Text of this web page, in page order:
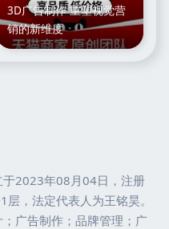
3D广告制作 重塑视觉营
销的新维度
2023年08月04日，注册
，法定代表人为王铭昊。
广告制作；品牌管理；广